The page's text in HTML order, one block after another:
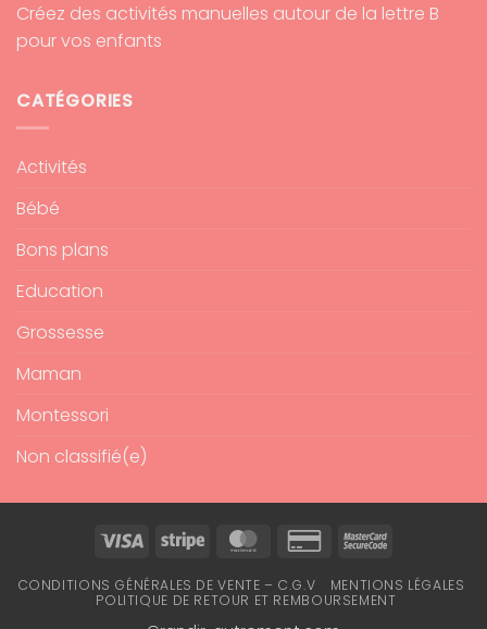
Créez des activités manuelles autour de la lettre B
pour vos enfants
CATÉGORIES
Activités
Bébé
Bons plans
Education
Grossesse
Maman
Montessori
Non classifié(e)
Visa Stripe MasterCard
Credit
2
MasterCard
CONDITIONS GÉNÉRALES DE VENTE – C.G.V
MENTIONS LÉGALES
POLITIQUE DE RETOUR ET REMBOURSEMENT